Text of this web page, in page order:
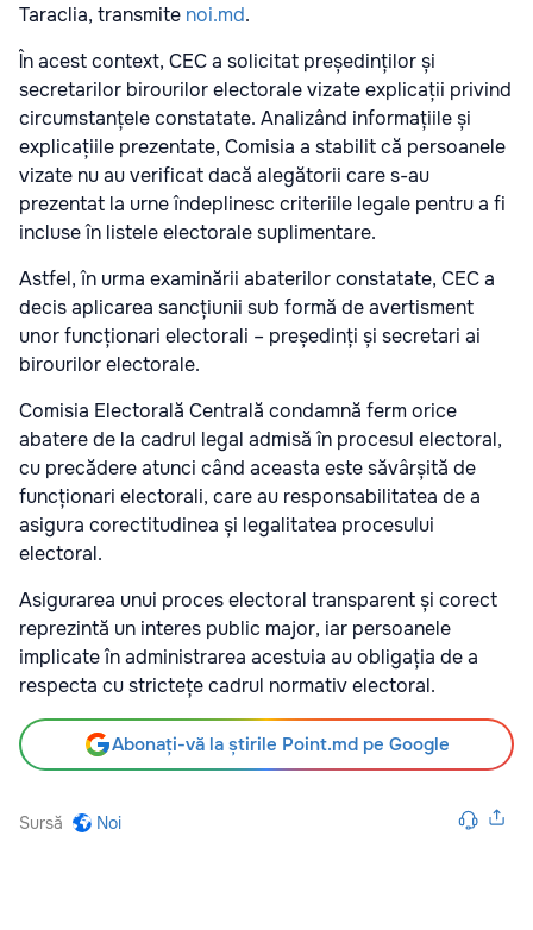
Taraclia, transmite noi.md.
În acest context, CEC a solicitat președinților și
secretarilor birourilor electorale vizate explicații privind
circumstanțele constatate. Analizând informațiile și
explicațiile prezentate, Comisia a stabilit că persoanele
vizate nu au verificat dacă alegătorii care s-au
prezentat la urne îndeplinesc criteriile legale pentru a fi
incluse în listele electorale suplimentare.
Astfel, în urma examinării abaterilor constatate, CEC a
decis aplicarea sancțiunii sub formă de avertisment
unor funcționari electorali – președinți și secretari ai
birourilor electorale.
Comisia Electorală Centrală condamnă ferm orice
abatere de la cadrul legal admisă în procesul electoral,
cu precădere atunci când aceasta este săvârșită de
funcționari electorali, care au responsabilitatea de a
asigura corectitudinea și legalitatea procesului
electoral.
Asigurarea unui proces electoral transparent și corect
reprezintă un interes public major, iar persoanele
implicate în administrarea acestuia au obligația de a
respecta cu strictețe cadrul normativ electoral.
Abonați-vă la știrile Point.md pe Google
Sursă Noi